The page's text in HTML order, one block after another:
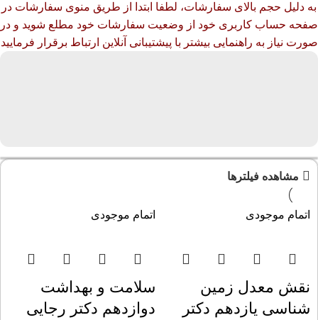
به دلیل حجم بالای سفارشات، لطفا ابتدا از طریق منوی سفارشات در
صفحه حساب کاربری خود از وضعیت سفارشات خود مطلع شوید و در
صورت نیاز به راهنمایی بیشتر با پیشتیبانی آنلاین ارتباط برقرار فرمایید
مشاهده فیلترها
اتمام موجودی
نقش معدل زمین
شناسی یازدهم دکتر
اتمام موجودی
سلامت و بهداشت
دوازدهم دکتر رجایی